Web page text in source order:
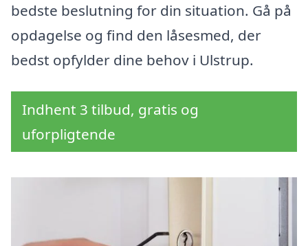
bedste beslutning for din situation. Gå på
opdagelse og find den låsesmed, der
bedst opfylder dine behov i Ulstrup.
Indhent 3 tilbud, gratis og
uforpligtende